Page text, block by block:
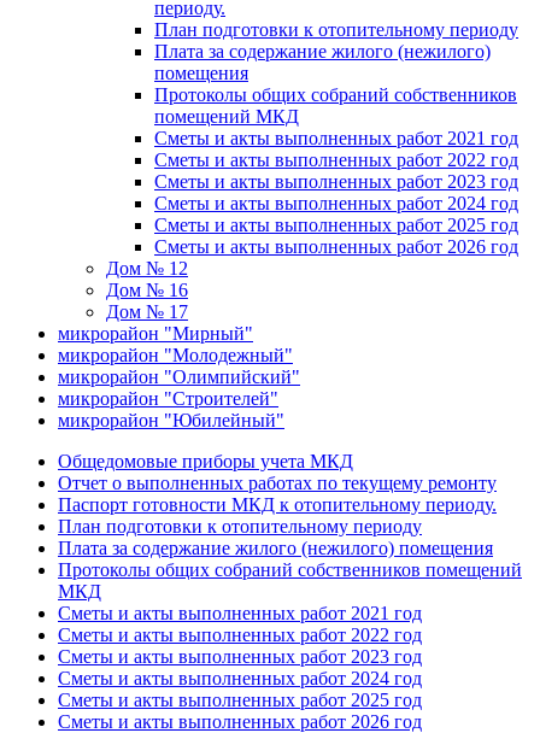
периоду.
План подготовки к отопительному периоду
Плата за содержание жилого (нежилого)
помещения
Протоколы общих собраний собственников
помещений МКД
Сметы и акты выполненных работ 2021 год
Сметы и акты выполненных работ 2022 год
Сметы и акты выполненных работ 2023 год
Сметы и акты выполненных работ 2024 год
Сметы и акты выполненных работ 2025 год
Сметы и акты выполненных работ 2026 год
Дом № 12
Дом № 16
Дом № 17
микрорайон "Мирный"
микрорайон "Молодежный"
микрорайон "Олимпийский"
микрорайон "Строителей"
микрорайон "Юбилейный"
Общедомовые приборы учета МКД
Отчет о выполненных работах по текущему ремонту
Паспорт готовности МКД к отопительному периоду.
План подготовки к отопительному периоду
Плата за содержание жилого (нежилого) помещения
Протоколы общих собраний собственников помещений
МКД
Сметы и акты выполненных работ 2021 год
Сметы и акты выполненных работ 2022 год
Сметы и акты выполненных работ 2023 год
Сметы и акты выполненных работ 2024 год
Сметы и акты выполненных работ 2025 год
Сметы и акты выполненных работ 2026 год